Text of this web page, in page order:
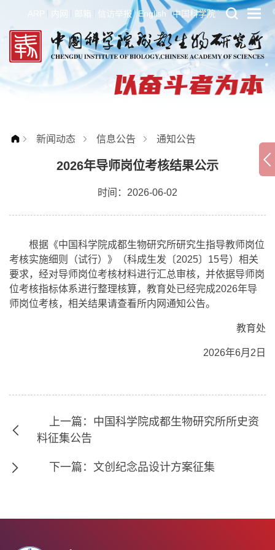
ARP 内网 邮箱 信访举报 English 中国科学院
新闻动态 信息公告 通知公告
2026年导师岗位考核结果公示
时间：2026-06-02
根据《中国科学院成都生物研究所研究生指导教师岗位
考核实施细则（试行）》（科成生发〔2025〕15号）相关
要求，经对导师岗位考核材料进行汇总审核，并依据导师岗
位考核指标体系进行整理核算，教育处已经完成2026年导
师岗位考核，相关结果请查看所内网通知公告。
教育处
2026年6月2日
上一篇：中国科学院成都生物研究所所史资
料征集公告
下一篇：文创纪念品设计方案征集